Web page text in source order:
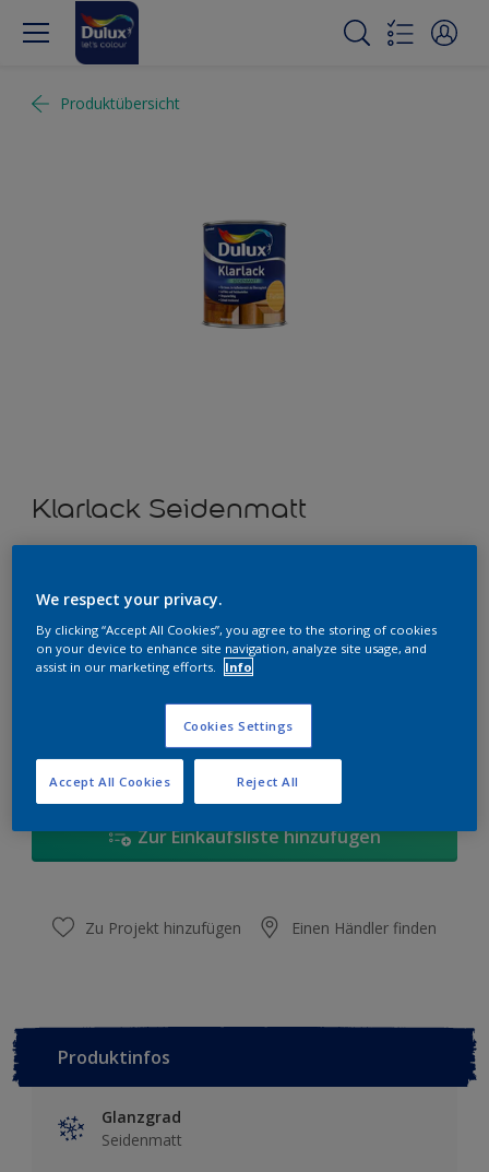
Produktübersicht
Klarlack Seidenmatt
375 ml 750 ml
Wieviel Farbe wird benötigt?
Berechnen
Zur Einkaufsliste hinzufügen
Zu Projekt hinzufügen Einen Händler finden
Produktinfos
Glanzgrad
Seidenmatt
We respect your privacy.
By clicking “Accept All Cookies”, you agree to the storing of cookies
on your device to enhance site navigation, analyze site usage, and
assist in our marketing efforts.
Info
Cookies Settings
Reject All
Accept All Cookies